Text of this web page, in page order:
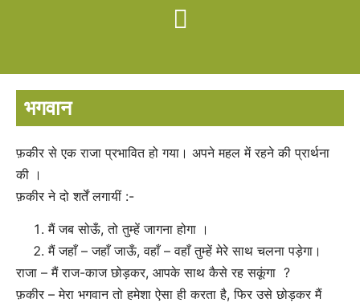
भगवान
फ़कीर से एक राजा प्रभावित हो गया। अपने महल में रहने की प्रार्थना
की ।
फ़कीर ने दो शर्तें लगायीं :-
मैं जब सोऊँ, तो तुम्हें जागना होगा ।
मैं जहाँ – जहाँ जाऊँ, वहाँ – वहाँ तुम्हें मेरे साथ चलना पड़ेगा।
राजा – मैं राज-काज छोड़कर, आपके साथ कैसे रह सकूंगा ?
फ़कीर – मेरा भगवान तो हमेशा ऐसा ही करता है, फिर उसे छोड़कर मैं